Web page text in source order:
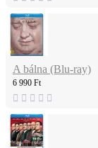
A bálna (Blu-ray)
6 990 Ft